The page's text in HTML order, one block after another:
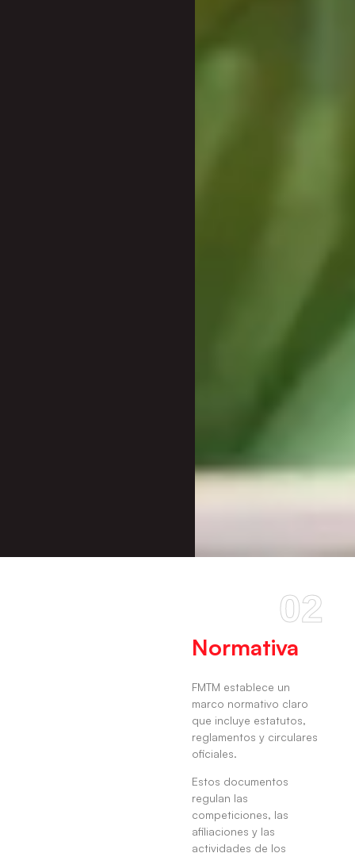
02
Normativa
FMTM establece un
marco normativo claro
que incluye estatutos,
reglamentos y circulares
oficiales.
Estos documentos
regulan las
competiciones, las
afiliaciones y las
actividades de los